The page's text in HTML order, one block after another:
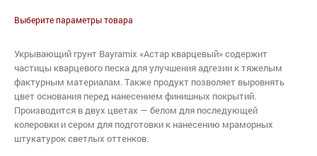
Выберите параметры товара
Укрывающий грунт Bayramix «Астар кварцевый» содержит
частицы кварцевого песка для улучшения адгезии к тяжелым
фактурным материалам. Также продукт позволяет выровнять
цвет основания перед нанесением финишных покрытий.
Производится в двух цветах — белом для последующей
колеровки и сером для подготовки к нанесению мраморных
штукатурок светлых оттенков.